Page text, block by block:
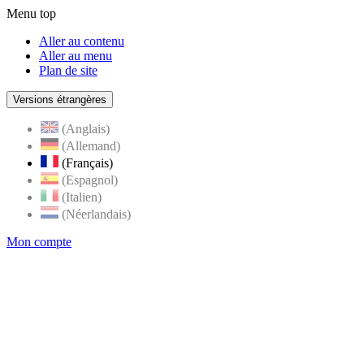
Menu top
Aller au contenu
Aller au menu
Plan de site
Versions étrangères
(Anglais)
(Allemand)
(Français)
(Espagnol)
(Italien)
(Néerlandais)
Mon compte